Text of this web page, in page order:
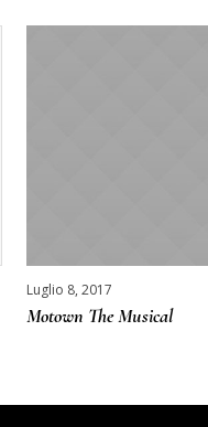
Luglio 8, 2017
Motown The Musical